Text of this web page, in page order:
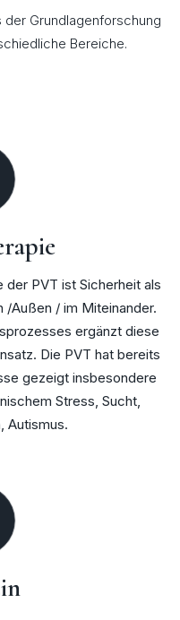
Grundlagenforschung
Bereiche.
PVT ist Sicherheit als
/Außen / im Miteinander.
ergänzt diese
Die PVT hat bereits
gezeigt insbesondere
Stress, Sucht,
Autismus.